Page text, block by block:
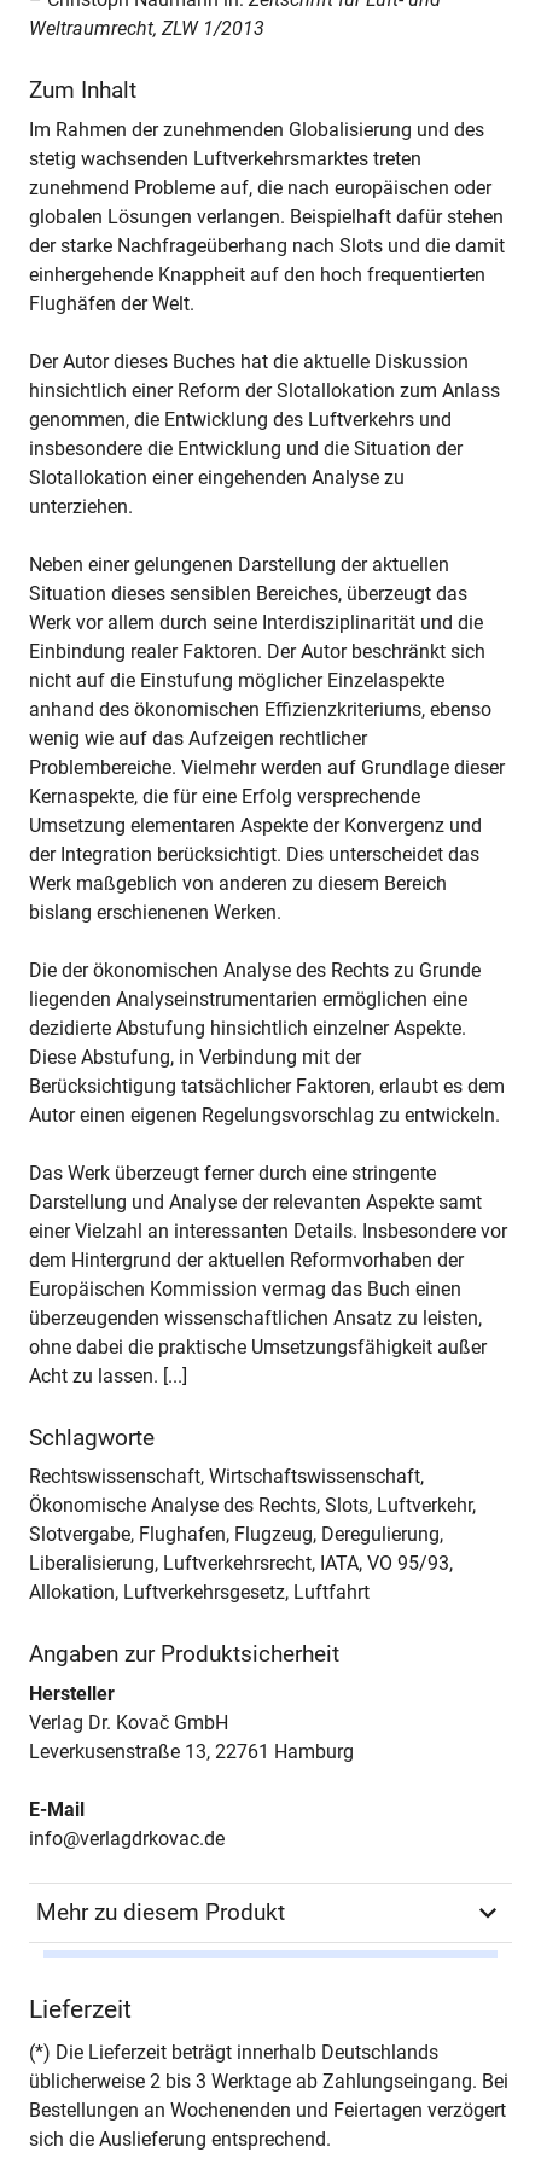
Weltraumrecht, ZLW 1/2013
Zum Inhalt
Im Rahmen der zunehmenden Globalisierung und des
stetig wachsenden Luftverkehrsmarktes treten
zunehmend Probleme auf, die nach europäischen oder
globalen Lösungen verlangen. Beispielhaft dafür stehen
der starke Nachfrageüberhang nach Slots und die damit
einhergehende Knappheit auf den hoch frequentierten
Flughäfen der Welt.
Der Autor dieses Buches hat die aktuelle Diskussion
hinsichtlich einer Reform der Slotallokation zum Anlass
genommen, die Entwicklung des Luftverkehrs und
insbesondere die Entwicklung und die Situation der
Slotallokation einer eingehenden Analyse zu
unterziehen.
Neben einer gelungenen Darstellung der aktuellen
Situation dieses sensiblen Bereiches, überzeugt das
Werk vor allem durch seine Interdisziplinarität und die
Einbindung realer Faktoren. Der Autor beschränkt sich
nicht auf die Einstufung möglicher Einzelaspekte
anhand des ökonomischen Effizienzkriteriums, ebenso
wenig wie auf das Aufzeigen rechtlicher
Problembereiche. Vielmehr werden auf Grundlage dieser
Kernaspekte, die für eine Erfolg versprechende
Umsetzung elementaren Aspekte der Konvergenz und
der Integration berücksichtigt. Dies unterscheidet das
Werk maßgeblich von anderen zu diesem Bereich
bislang erschienenen Werken.
Die der ökonomischen Analyse des Rechts zu Grunde
liegenden Analyseinstrumentarien ermöglichen eine
dezidierte Abstufung hinsichtlich einzelner Aspekte.
Diese Abstufung, in Verbindung mit der
Berücksichtigung tatsächlicher Faktoren, erlaubt es dem
Autor einen eigenen Regelungsvorschlag zu entwickeln.
Das Werk überzeugt ferner durch eine stringente
Darstellung und Analyse der relevanten Aspekte samt
einer Vielzahl an interessanten Details. Insbesondere vor
dem Hintergrund der aktuellen Reformvorhaben der
Europäischen Kommission vermag das Buch einen
überzeugenden wissenschaftlichen Ansatz zu leisten,
ohne dabei die praktische Umsetzungsfähigkeit außer
Acht zu lassen. [...]
Schlagworte
Rechtswissenschaft, Wirtschaftswissenschaft,
Ökonomische Analyse des Rechts, Slots, Luftverkehr,
Slotvergabe, Flughafen, Flugzeug, Deregulierung,
Liberalisierung, Luftverkehrsrecht, IATA, VO 95/93,
Allokation, Luftverkehrsgesetz, Luftfahrt
Angaben zur Produktsicherheit
Hersteller
Verlag Dr. Kovač GmbH
Leverkusenstraße 13, 22761 Hamburg
E-Mail
info@verlagdrkovac.de
Mehr zu diesem Produkt
Seiten
Jahr Hamburg 2012
Lieferzeit
(*) Die Lieferzeit beträgt innerhalb Deutschlands
üblicherweise 2 bis 3 Werktage ab Zahlungseingang. Bei
Bestellungen an Wochenenden und Feiertagen verzögert
sich die Auslieferung entsprechend.